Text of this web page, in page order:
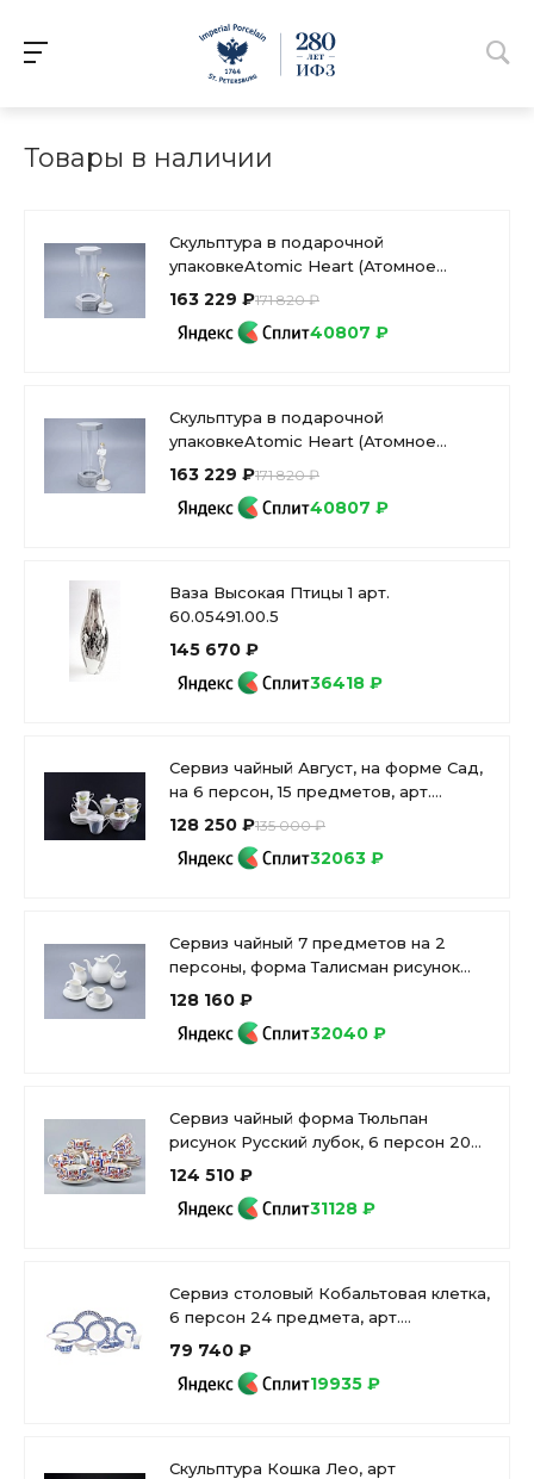
Товары в наличии
Скульптура в подарочной
упаковкеAtomic Heart (Атомное
Сердце) Близняшка Правая, арт
163 229 ₽171 820 ₽
40807 ₽
Скульптура в подарочной
упаковкеAtomic Heart (Атомное
Сердце) (Атомное Сердце)
163 229 ₽171 820 ₽
40807 ₽
Ваза Высокая Птицы 1 арт.
60.05491.00.5
145 670 ₽
36418 ₽
Сервиз чайный Август, на форме Сад,
на 6 персон, 15 предметов, арт.
81.21621.00.1
128 250 ₽135 000 ₽
32063 ₽
Сервиз чайный 7 предметов на 2
персоны, форма Талисман рисунок
Белый арт. 81.16887.00.1
128 160 ₽
32040 ₽
Сервиз чайный форма Тюльпан
рисунок Русский лубок, 6 персон 20
предметов, арт. 81.20958.00.1
124 510 ₽
31128 ₽
Сервиз столовый Кобальтовая клетка,
6 персон 24 предмета, арт.
81.20941.00.1
79 740 ₽
19935 ₽
Скульптура Кошка Лео, арт